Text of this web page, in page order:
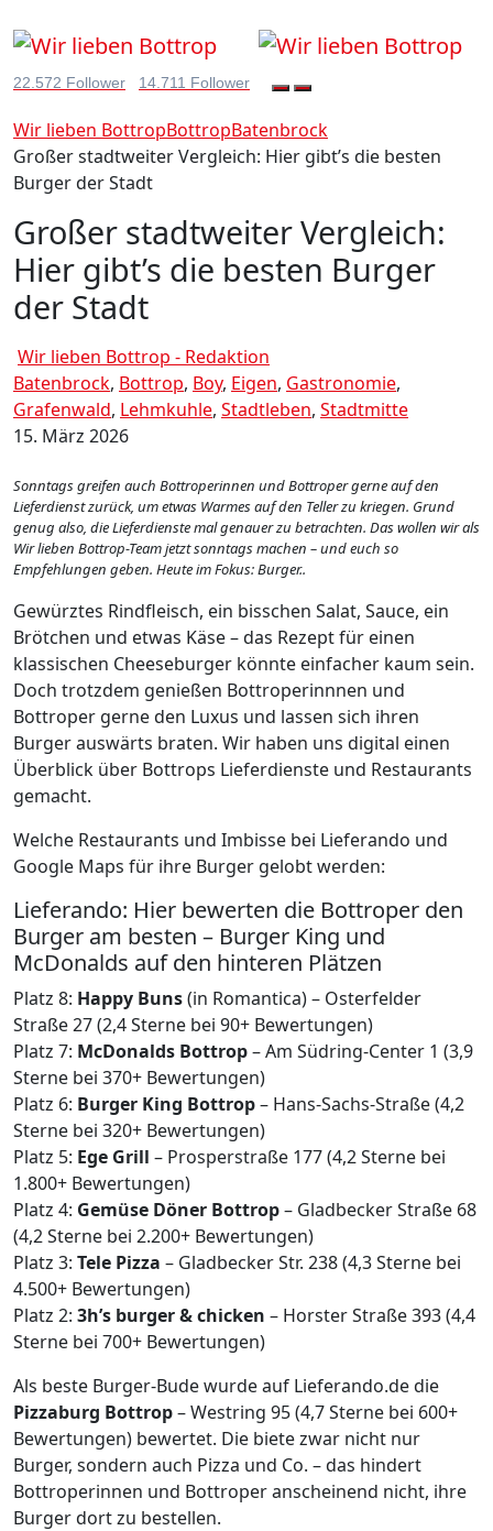
22.572 Follower 14.711 Follower
Wir lieben BottropBottropBatenbrock
Großer stadtweiter Vergleich: Hier gibt’s die besten
Burger der Stadt
Großer stadtweiter Vergleich:
Hier gibt’s die besten Burger
der Stadt
Wir lieben Bottrop - Redaktion
Batenbrock, Bottrop, Boy, Eigen, Gastronomie,
Grafenwald, Lehmkuhle, Stadtleben, Stadtmitte
15. März 2026
Sonntags greifen auch Bottroperinnen und Bottroper gerne auf den
Lieferdienst zurück, um etwas Warmes auf den Teller zu kriegen. Grund
genug also, die Lieferdienste mal genauer zu betrachten. Das wollen wir als
Wir lieben Bottrop-Team jetzt sonntags machen – und euch so
Empfehlungen geben. Heute im Fokus: Burger..
Gewürztes Rindfleisch, ein bisschen Salat, Sauce, ein
Brötchen und etwas Käse – das Rezept für einen
klassischen Cheeseburger könnte einfacher kaum sein.
Doch trotzdem genießen Bottroperinnnen und
Bottroper gerne den Luxus und lassen sich ihren
Burger auswärts braten. Wir haben uns digital einen
Überblick über Bottrops Lieferdienste und Restaurants
gemacht.
Welche Restaurants und Imbisse bei Lieferando und
Google Maps für ihre Burger gelobt werden:
Lieferando: Hier bewerten die Bottroper den
Burger am besten – Burger King und
McDonalds auf den hinteren Plätzen
Platz 8: Happy Buns(in Romantica) – Osterfelder
Straße 27 (2,4 Sterne bei 90+ Bewertungen)
Platz 7: McDonalds Bottrop– Am Südring-Center 1 (3,9
Sterne bei 370+ Bewertungen)
Platz 6: Burger King Bottrop– Hans-Sachs-Straße (4,2
Sterne bei 320+ Bewertungen)
Platz 5: Ege Grill – Prosperstraße 177 (4,2 Sterne bei
1.800+ Bewertungen)
Platz 4: Gemüse Döner Bottrop– Gladbecker Straße 68
(4,2 Sterne bei 2.200+ Bewertungen)
Platz 3: Tele Pizza – Gladbecker Str. 238 (4,3 Sterne bei
4.500+ Bewertungen)
Platz 2: 3h’s burger & chicken – Horster Straße 393 (4,4
Sterne bei 700+ Bewertungen)
Als beste Burger-Bude wurde auf Lieferando.dedie
Pizzaburg Bottrop– Westring 95 (4,7 Sterne bei 600+
Bewertungen) bewertet. Die biete zwar nicht nur
Burger, sondern auch Pizza und Co. – das hindert
Bottroperinnen und Bottroper anscheinend nicht, ihre
Burger dort zu bestellen.